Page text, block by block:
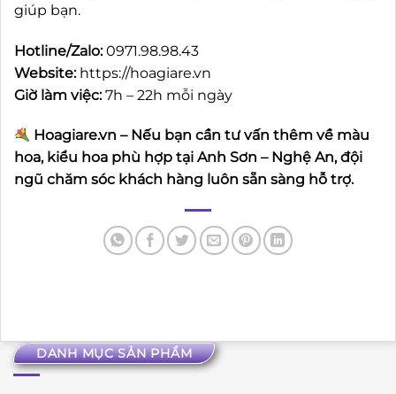
DANH MỤC SẢN PHẨM
giúp bạn.
Hotline/Zalo:0971.98.98.43
Website: https://hoagiare.vn
Giờ làm việc:7h – 22h mỗi ngày
Hoagiare.vn – Nếu bạn cần tư vấn thêm về màu
hoa, kiểu hoa phù hợp tại Anh Sơn – Nghệ An, đội
ngũ chăm sóc khách hàng luôn sẵn sàng hỗ trợ.